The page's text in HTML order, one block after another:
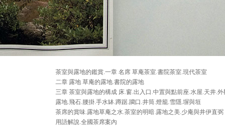
茶室與露地的鑑賞.一章 名席 草庵茶室.書院茶室.現代茶室
二章 露地 草庵的露地.書院的露地
三章 茶室與露地的構成 床.窗.出入口.中置與點前座.水屋.天井.外
露地.飛石.腰掛.手水缽.蹲踞.躪口.井筒.燈籠.雪隱.塀與垣
茶席的賞味.露地草庵之水.茶室的明暗.露地之美.少庵與井伊直弼
用語解說.全國茶席案內